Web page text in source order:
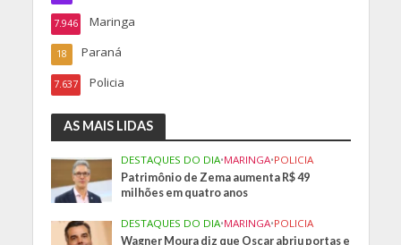
Maringa
7.946
Paraná
18
Policia
7.637
AS MAIS LIDAS
DESTAQUES DO DIA•MARINGA•POLICIA
Patrimônio de Zema aumenta R$ 49
milhões em quatro anos
DESTAQUES DO DIA•MARINGA•POLICIA
Wagner Moura diz que Oscar abriu portas e